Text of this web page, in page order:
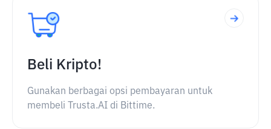
Beli Kripto!
Gunakan berbagai opsi pembayaran untuk
membeli Trusta.AI di Bittime.